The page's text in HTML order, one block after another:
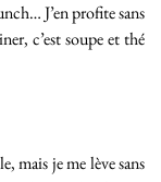
J’en profite sans
c’est soupe et thé
mais je me lève sans